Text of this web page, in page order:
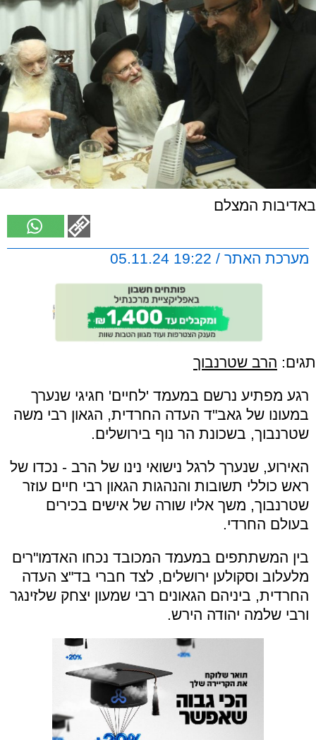
באדיבות המצלם
מערכת האתר / 19:22 05.11.24
תגים: הרב שטרנבוך
רגע מפתיע נרשם במעמד 'לחיים' חגיגי שנערך
במעונו של גאב"ד העדה החרדית, הגאון רבי משה
שטרנבוך, בשכונת הר נוף בירושלים.
האירוע, שנערך לרגל נישואי נינו של הרב - נכדו של
ראש כוללי תשובות והנהגות הגאון רבי חיים עוזר
שטרנבוך, משך אליו שורה של אישים בכירים
בעולם החרדי.
בין המשתתפים במעמד המכובד נכחו האדמו"רים
מלעלוב וסקולען ירושלים, לצד חברי בד"צ העדה
החרדית, ביניהם הגאונים רבי שמעון יצחק שלזינגר
ורבי שלמה יהודה הירש.